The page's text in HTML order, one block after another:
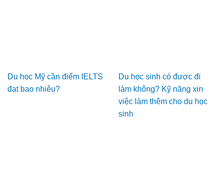
Du học Mỹ cần điểm IELTS
đạt bao nhiêu?
Du học sinh có được đi
làm không? Kỹ năng xin
việc làm thêm cho du học
sinh